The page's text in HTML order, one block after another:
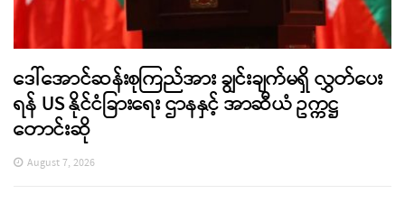
ဒေါ်အောင်ဆန်းစုကြည်အား ချွင်းချက်မရှိ လွှတ်ပေး
ရန် US နိုင်ငံခြားရေး ဌာနနှင့် အာဆီယံ ဥက္ကဋ္ဌ
တောင်းဆို
August 7, 2026